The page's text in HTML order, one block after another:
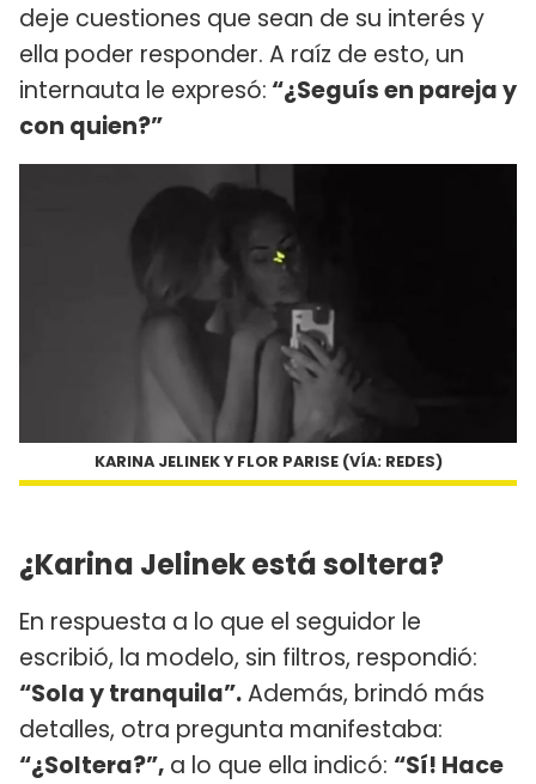
deje cuestiones que sean de su interés y
ella poder responder. A raíz de esto, un
internauta le expresó: “¿Seguís en pareja y
con quien?”
KARINA JELINEK Y FLOR PARISE (VÍA: REDES)
¿Karina Jelinek está soltera?
En respuesta a lo que el seguidor le
escribió, la modelo, sin filtros, respondió:
“Sola y tranquila”.Además, brindó más
detalles, otra pregunta manifestaba:
“¿Soltera?”, a lo que ella indicó: “Sí! Hace